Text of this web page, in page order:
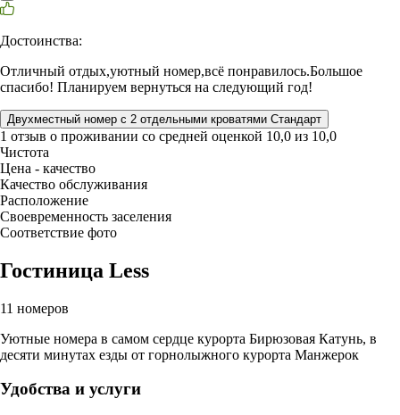
Достоинства:
Отличный отдых,уютный номер,всё понравилось.Большое
спасибо! Планируем вернуться на следующий год!
Двухместный номер с 2 отдельными кроватями Стандарт
1 отзыв о проживании со средней оценкой 10,0 из 10,0
Чистота
Цена - качество
Качество обслуживания
Расположение
Своевременность заселения
Соответствие фото
Гостиница Less
11 номеров
Уютные номера в самом сердце курорта Бирюзовая Катунь, в
десяти минутах езды от горнолыжного курорта Манжерок
Удобства и услуги